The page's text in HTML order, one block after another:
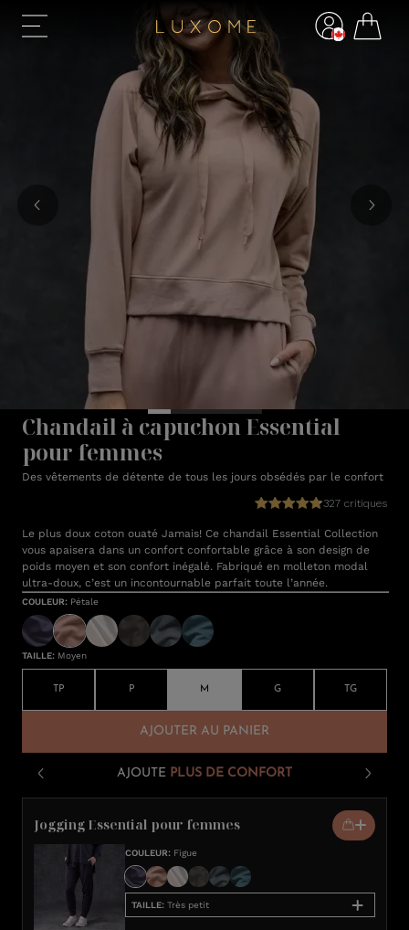
Chandail à capuchon Essential
pour femmes
Des vêtements de détente de tous les jours obsédés par le confort
327 critiques
Le plus doux coton ouaté Jamais! Ce chandail Essential Collection
vous apaisera dans un confort confortable grâce à son design de
poids moyen et son confort inégalé. Fabriqué en molleton modal
ultra-doux, c’est un incontournable parfait toute l’année.
COULEUR: Pétale
TAILLE: Moyen
TP P M G TG
AJOUTER AU PANIER
AJOUTE PLUS DE CONFORT
Jogging Essential pour femmes
COULEUR: Figue
TAILLE: Très petit